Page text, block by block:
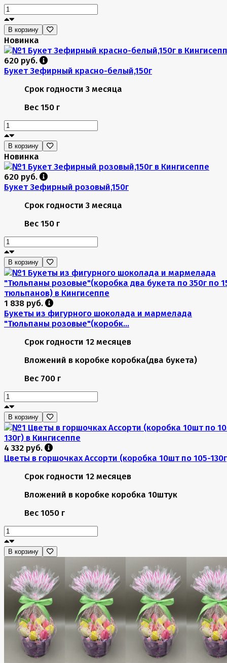
В корзину
Новинка
620 руб.
Букет Зефирный красно-белый,150г
Срок годности 3 месяца
Вес 150 г
В корзину
Новинка
620 руб.
Букет Зефирный розовый,150г
Срок годности 3 месяца
Вес 150 г
В корзину
1 838 руб.
Букеты из фигурного шоколада и мармелада
"Тюльпаны розовые"(коробк...
Срок годности 12 месяцев
Вложений в коробке коробка(два букета)
Вес 700 г
В корзину
4 332 руб.
Цветы в горшочках Ассорти (коробка 10шт по 105-
Срок годности 12 месяцев
Вложений в коробке коробка 10штук
Вес 1050 г
В корзину